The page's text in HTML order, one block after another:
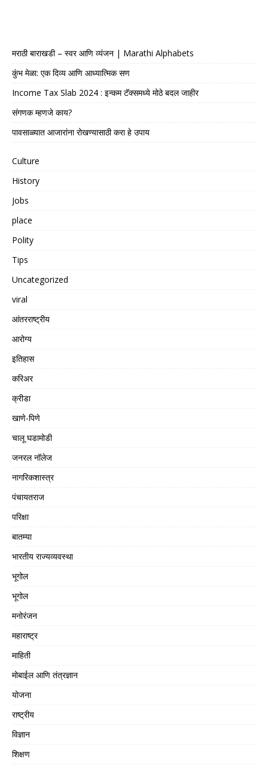
मराठी बाराखडी – स्वर आणि व्यंजन | Marathi Alphabets
कुंभ मेळा: एक दिव्य आणि आध्यात्मिक सण
Income Tax Slab 2024 : इन्कम टॅक्समध्ये मोठे बदल जाहीर
संगणक म्हणजे काय?
पावसाळ्यात आजारांना रोखण्यासाठी करा हे उपाय
Culture
History
Jobs
place
Polity
Tips
Uncategorized
viral
आंतरराष्ट्रीय
आरोग्य
इतिहास
करिअर
क्रीडा
खाणे-पिणे
चालू घडामोडी
जनरल नॉलेज
नागरिकशास्त्र
पंचायतराज
परिक्षा
बातम्या
भारतीय राज्यव्यवस्था
भूगोल
भूगोल
मनोरंजन
महाराष्ट्र
माहिती
मोबाईल आणि तंत्रज्ञान
योजना
राष्ट्रीय
विज्ञान
शिक्षण